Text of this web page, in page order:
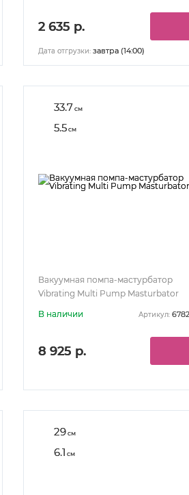
2 635 р.
Дата отгрузки: завтра (14:00)
33.7см
5.5см
Вакуумная помпа-мастурбатор
Vibrating Multi Pump Masturbator
В наличии
Артикул:
8 925 р.
29см
6.1 см